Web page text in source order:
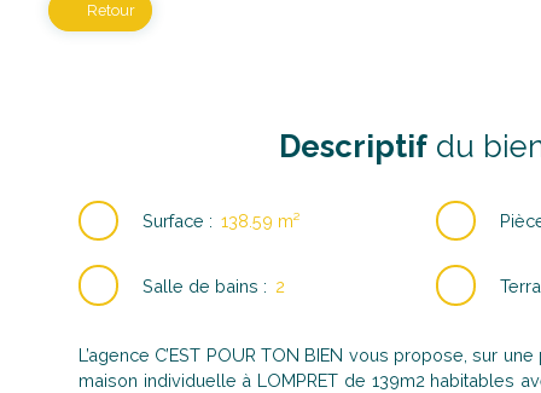
Retour
Descriptifdu
Surface : 138.59 m²
Salle de bains : 2
L’agence C’EST POUR TON BIEN vous propose, sur
maison individuelle à LOMPRET de 139m2 habitables